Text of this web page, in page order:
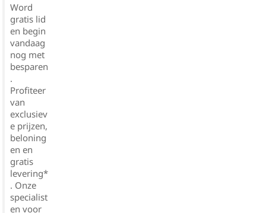
Word
gratis lid
en begin
vandaag
nog met
besparen
.
Profiteer
van
exclusiev
e prijzen,
beloning
en en
gratis
levering*
. Onze
specialist
en voor